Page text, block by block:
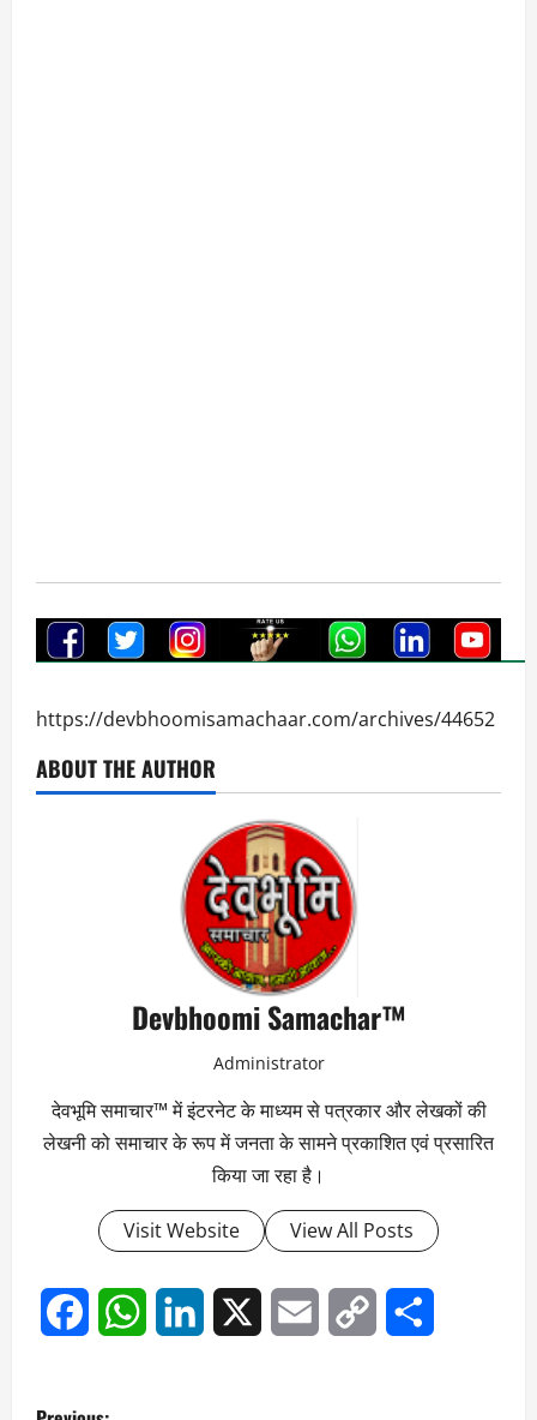
https://devbhoomisamachaar.com/archives/44652
ABOUT THE AUTHOR
Devbhoomi Samachar™
Administrator
देवभूमि समाचार™ में इंटरनेट के माध्यम से पत्रकार और लेखकों की
लेखनी को समाचार के रूप में जनता के सामने प्रकाशित एवं प्रसारित
किया जा रहा है।
Visit Website View All Posts
FacebookWhatsAppLinkedIn Email
Copy
P